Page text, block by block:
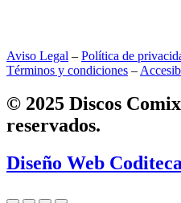
Aviso Legal – Política de
Términos y condiciones –
© 2025 Discos
reservados.
Diseño Web